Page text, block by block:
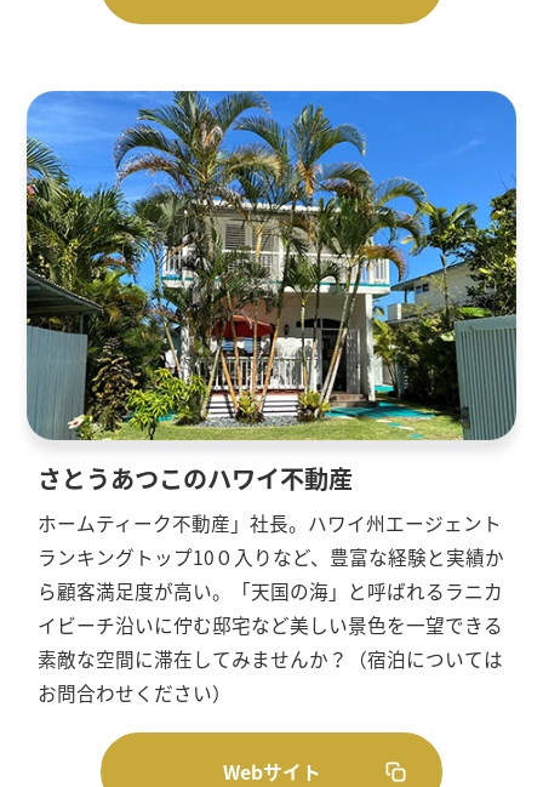
さとうあつこのハワイ不動産
ホームティーク不動産」社長。ハワイ州エージェント
ランキングトップ10０入りなど、豊富な経験と実績か
ら顧客満足度が高い。「天国の海」と呼ばれるラニカ
イビーチ沿いに佇む邸宅など美しい景色を一望できる
素敵な空間に滞在してみませんか？（宿泊については
お問合わせください）
Webサイト